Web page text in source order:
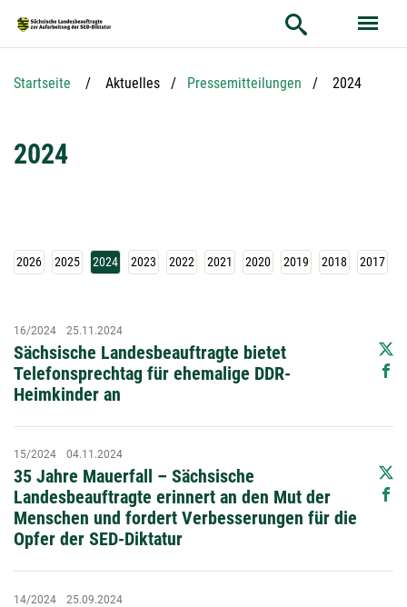
Service
Startseite Aktuelles Pressemitteilungen Aktuelle
2024
2024
2026 2025 2024 2023 2022 2021 2020 2019 2018 2017
Sächsische Landesbeauftragte bietet
Telefonsprechtag für ehemalige DDR-
Heimkinder an
16/2024 25.11.2024
35 Jahre Mauerfall – Sächsische
Landesbeauftragte erinnert an den Mut der
Menschen und fordert Verbesserungen für die
Opfer der SED-Diktatur
15/2024 04.11.2024
14/2024 25.09.2024